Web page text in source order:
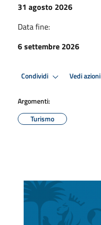
31 agosto 2026
Data fine:
6 settembre 2026
Condividi Vedi azioni
Argomenti:
Turismo